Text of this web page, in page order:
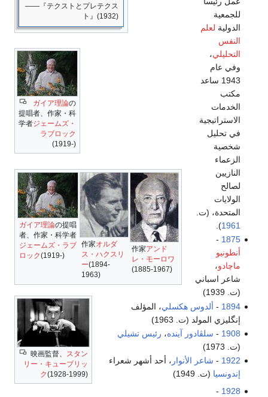
――『テクストとプレテクス
ト』(1932)
ガイア理論の
提唱者、作家・科
学者ジェームズ・
ラブロック
(1919-)
作家アンド
レ・モーロワ
(1885-1967)
作家オルダ
ス・ハクスリ
ー(1894-
1963)
ガイア理論の提唱
者、作家・科学者
ジェームズ・ラブ
ロック(1919-)
映画監督、
スタン
リー・キューブリッ
ク(1928-1999)
للجمعية
الدولية لعلم
النفس
التحليلي،
وفي عام
1943 ساعد
مكتب
الخدمات
الاستراتيجية
في تحليل
شخصية
الزعماء
النازيين
لصالح
الولايات
المتحدة، (ت.
1961
).
1875
-
أنطونيو
ماچادو،
شاعر اسباني
(ت. 1939)
1894
- ألدوس هكسلي، المؤلف
إنگليزي المولد (ت. 1963)
1908
- سلڤادور آينده، رئيس تشيلي
(ت. 1973)
1922
- شاعر الأنوار ، أحد أشهر شعراء
إندونسيا (ت. 1949)
1928
-